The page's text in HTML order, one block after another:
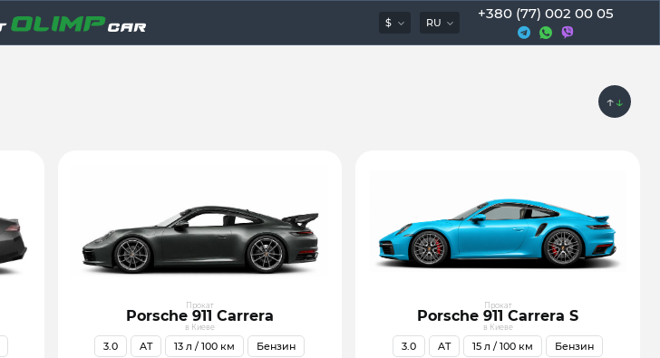
$ RU
+380 (77) 002 00 05
↑↓
Прокат
Porsche 911 Carrera
в Киеве
3.0 AT 13л / 100 км Бензин
Прокат
Porsche 911 Carrera S
в Киеве
3.0 AT 15л / 100 км Бензин